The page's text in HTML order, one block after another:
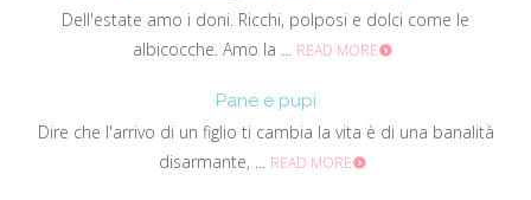
Dell'estate amo i doni. Ricchi, polposi e dolci come le
albicocche. Amo la ... READ MORE
Pane e pupi
Dire che l'arrivo di un figlio ti cambia la vita è di una banalità
disarmante, ... READ MORE